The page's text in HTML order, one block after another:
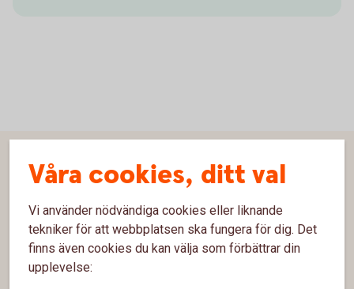
Våra cookies, ditt val
Vi använder nödvändiga cookies eller liknande
tekniker för att webbplatsen ska fungera för dig. Det
finns även cookies du kan välja som förbättrar din
upplevelse:
Sidfot
Hitta snabbt
Kontakta oss
Spärrhjälp
Hitta bankkontor